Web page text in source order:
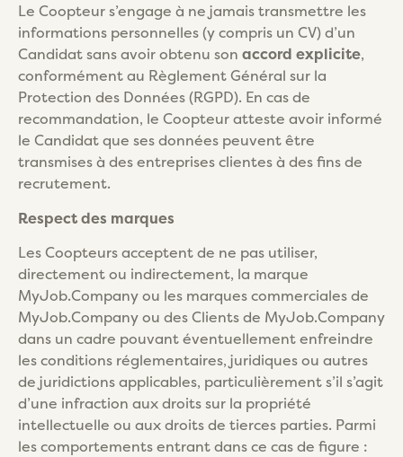
Le Coopteur s’engage à ne jamais transmettre les
informations personnelles (y compris un CV) d’un
Candidat sans avoir obtenu son accord explicite,
conformément au Règlement Général sur la
Protection des Données (RGPD). En cas de
recommandation, le Coopteur atteste avoir informé
le Candidat que ses données peuvent être
transmises à des entreprises clientes à des fins de
recrutement.
Respect des marques
Les Coopteurs acceptent de ne pas utiliser,
directement ou indirectement, la marque
MyJob.Company ou les marques commerciales de
MyJob.Company ou des Clients de MyJob.Company
dans un cadre pouvant éventuellement enfreindre
les conditions réglementaires, juridiques ou autres
de juridictions applicables, particulièrement s’il s’agit
d’une infraction aux droits sur la propriété
intellectuelle ou aux droits de tierces parties. Parmi
les comportements entrant dans ce cas de figure :